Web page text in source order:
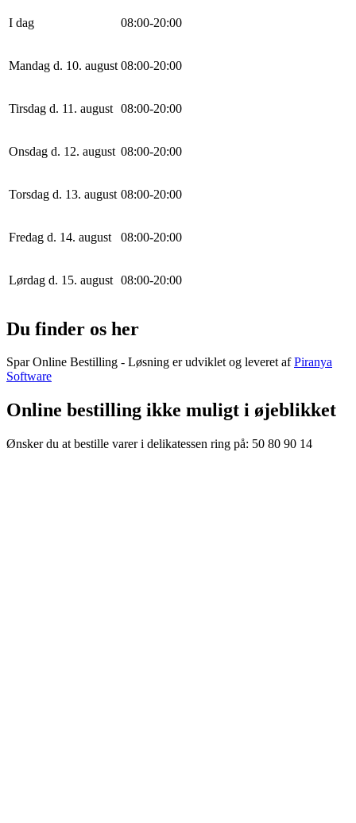
I dag 08:00-20:00
Mandag d. 10. august 08:00-20:00
Tirsdag d. 11. august 08:00-20:00
Onsdag d. 12. august 08:00-20:00
Torsdag d. 13. august 08:00-20:00
Fredag d. 14. august 08:00-20:00
Lørdag d. 15. august 08:00-20:00
Du finder os her
Spar Online Bestilling - Løsning er udviklet og leveret afPiranya
Software
Online bestilling ikke muligt i øjeblikket
Ønsker du at bestille varer i delikatessen ring på: 50 80 90 14